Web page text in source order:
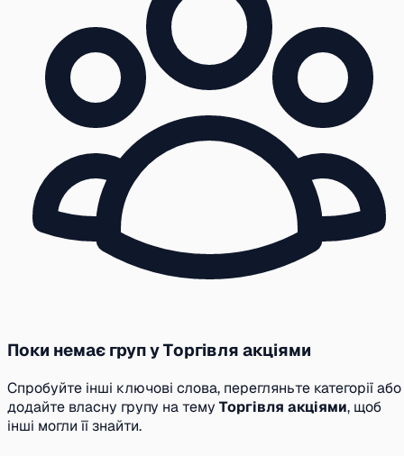
Поки немає груп у Торгівля акціями
Спробуйте інші ключові слова, перегляньте категорії або
додайте власну групу на тему Торгівля акціями, щоб
інші могли її знайти.